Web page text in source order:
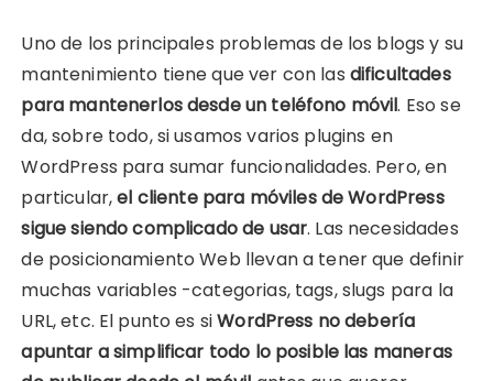
Uno de los principales problemas de los blogs y su
mantenimiento tiene que ver con las dificultades
para mantenerlos desde un teléfono móvil. Eso se
da, sobre todo, si usamos varios plugins en
WordPress para sumar funcionalidades. Pero, en
particular,el cliente para móviles de WordPress
sigue siendo complicado de usar. Las necesidades
de posicionamiento Web llevan a tener que definir
muchas variables -categorias, tags, slugs para la
URL, etc. El punto es siWordPress no debería
apuntar a simplificar todo lo posible las maneras